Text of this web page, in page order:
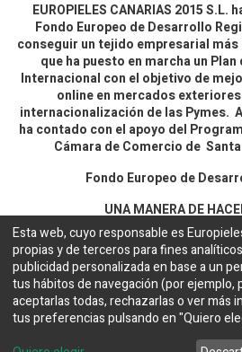
EUROPIELES CANARIAS 2015
Fondo Europeo de Desarrollo
conseguir un tejido empresarial
que ha puesto en marcha un
Internacional con el objetivo de
online en mercados
internacionalización de las Pymes.
ha contado con el apoyo del
Cámara de Comercio de
Fondo Europeo de
UNA MANERA DE
Aviso legal y política de
Copyright © EUROPIELES
Esta web, cuyo responsable es
propias y de terceros para fines
publicidad personalizada en base a un
tus hábitos de navegación (por ejemplo,
aceptarlas todas, rechazarlas o ver más
tus preferencias pulsando en "Quiero